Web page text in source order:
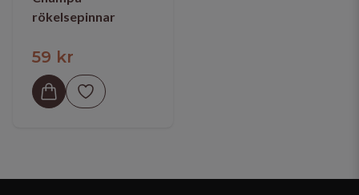
rökelsepinnar
59 kr